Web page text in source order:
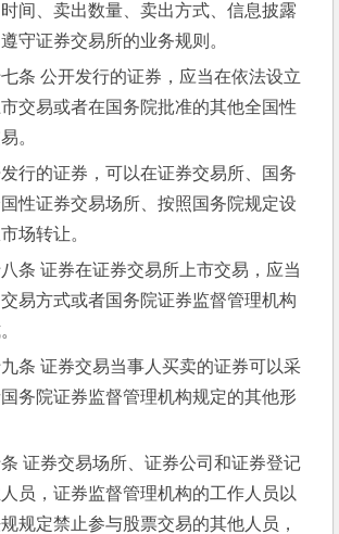
间、卖出数量、卖出方式、信息披露
守证券交易所的业务规则。
公开发行的证券，应当在依法设立
交易或者在国务院批准的其他全国性
。
的证券，可以在证券交易所、国务
性证券交易场所、按照国务院规定设
场转让。
证券在证券交易所上市交易，应当
易方式或者国务院证券监督管理机构
证券交易当事人买卖的证券可以采
务院证券监督管理机构规定的其他形
证券交易场所、证券公司和证券登记
员，证券监督管理机构的工作人员以
规定禁止参与股票交易的其他人员，